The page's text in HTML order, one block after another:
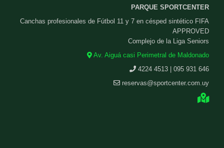
PARQUE SPORTCENTER
Canchas profesionales de Fútbol 11 y 7 en césped sintético FIFA
APPROVED
Complejo de la Liga Seniors
Av. Aiguá casi Perimetral de Maldonado
4224 4513 | 095 931 646
reservas@sportcenter.com.uy